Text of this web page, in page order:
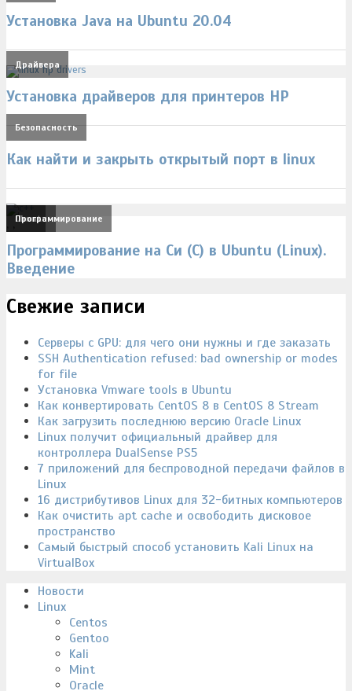
Установка Java на Ubuntu 20.04
Драйвера
Установка драйверов для принтеров HP
Безопасность
Как найти и закрыть открытый порт в linux
Linux
Ubuntu
Программирование
Программирование на Си (C) в Ubuntu (Linux).
Введение
Свежие записи
Серверы с GPU: для чего они нужны и где заказать
SSH Authentication refused: bad ownership or modes
for file
Установка Vmware tools в Ubuntu
Как конвертировать CentOS 8 в CentOS 8 Stream
Как загрузить последнюю версию Oracle Linux
Linux получит официальный драйвер для
контроллера DualSense PS5
7 приложений для беспроводной передачи файлов в
Linux
16 дистрибутивов Linux для 32-битных компьютеров
Как очистить apt cache и освободить дисковое
пространство
Самый быстрый способ установить Kali Linux на
VirtualBox
Новости
Linux
Centos
Gentoo
Kali
Mint
Oracle